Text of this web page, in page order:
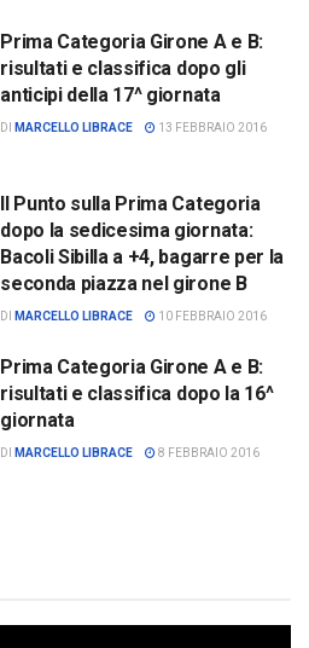
Prima Categoria Girone A e B:
risultati e classifica dopo gli
anticipi della 17^ giornata
DI MARCELLO LIBRACE 13 FEBBRAIO 2016
Il Punto sulla Prima Categoria
dopo la sedicesima giornata:
Bacoli Sibilla a +4, bagarre per la
seconda piazza nel girone B
DI MARCELLO LIBRACE 10 FEBBRAIO 2016
Prima Categoria Girone A e B:
risultati e classifica dopo la 16^
giornata
DI MARCELLO LIBRACE 8 FEBBRAIO 2016